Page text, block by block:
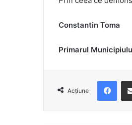
Constantin Toma
Primarul
Acțiune